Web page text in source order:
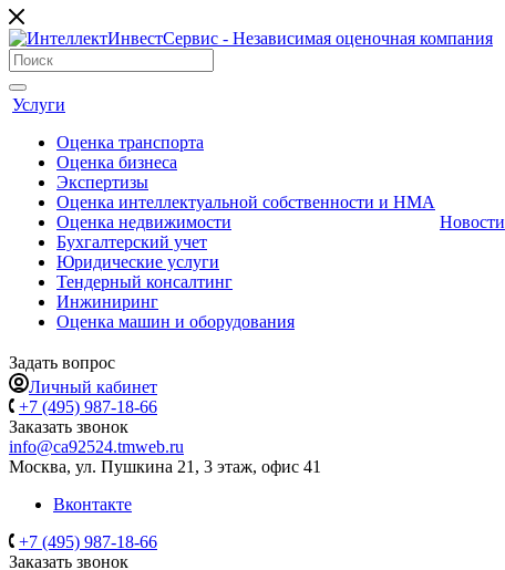
Услуги
Оценка транcпорта
Оценка бизнеса
Экспертизы
Оценка интеллектуальной собственности и НМА
Оценка недвижимости
Бухгалтерский учет
Юридические услуги
Тендерный консалтинг
Инжиниринг
Оценка машин и оборудования
Новости
Задать вопрос
Личный кабинет
+7 (495) 987-18-66
Заказать звонок
info@ca92524.tmweb.ru
Москва, ул. Пушкина 21, 3 этаж, офис 41
Вконтакте
+7 (495) 987-18-66
Заказать звонок